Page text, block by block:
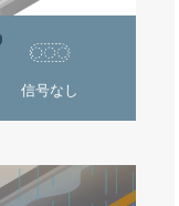
信号なし